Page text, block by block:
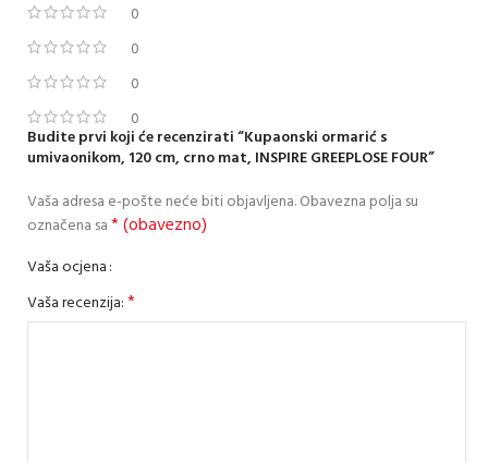
0
0
0
0
Budite prvi koji će recenzirati “Kupaonski ormarić s
umivaonikom, 120 cm, crno mat, INSPIRE GREEPLOSE FOUR”
Vaša adresa e-pošte neće biti objavljena.Obavezna polja su
označena sa* (obavezno)
Vaša ocjena
Vaša recenzija:*